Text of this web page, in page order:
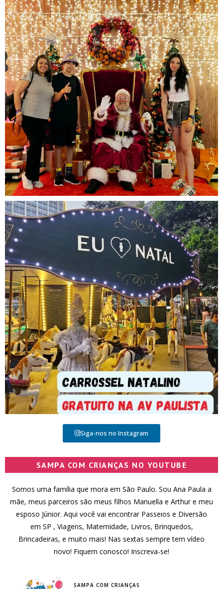
Siga-nos no Instagram
SAMPA COM CRIANÇAS NO YOUTUBE
Somos uma família que mora em São Paulo. Sou Ana Paula a
mãe, meus parceiros são meus filhos Manuella e Arthur e meu
esposo Júnior. Aqui você vai encontrar Passeios e Diversão
em SP , Viagens, Maternidade, Livros, Brinquedos,
Brincadeiras, e muito mais! Nas sextas sempre tem vídeo
novo! Fiquem conosco! Inscreva-se!
SAMPA COM CRIANÇAS